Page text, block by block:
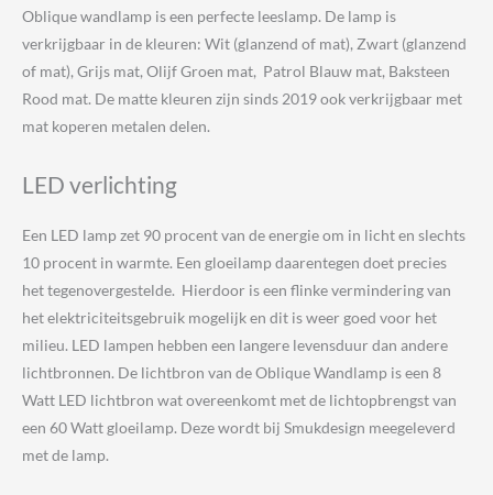
Oblique wandlamp is een perfecte leeslamp. De lamp is
verkrijgbaar in de kleuren: Wit (glanzend of mat), Zwart (glanzend
of mat), Grijs mat, Olijf Groen mat, Patrol Blauw mat, Baksteen
Rood mat. De matte kleuren zijn sinds 2019 ook verkrijgbaar met
mat koperen metalen delen.
LED verlichting
Een LED lamp zet 90 procent van de energie om in licht en slechts
10 procent in warmte. Een gloeilamp daarentegen doet precies
het tegenovergestelde. Hierdoor is een flinke vermindering van
het elektriciteitsgebruik mogelijk en dit is weer goed voor het
milieu. LED lampen hebben een langere levensduur dan andere
lichtbronnen. De lichtbron van de Oblique Wandlamp is een 8
Watt LED lichtbron wat overeenkomt met de lichtopbrengst van
een 60 Watt gloeilamp. Deze wordt bij Smukdesign meegeleverd
met de lamp.